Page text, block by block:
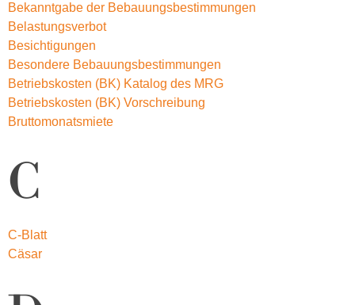
Bekanntgabe der Bebauungsbestimmungen
Belastungsverbot
Besichtigungen
Besondere Bebauungsbestimmungen
Betriebskosten (BK) Katalog des MRG
Betriebskosten (BK) Vorschreibung
Bruttomonatsmiete
C
C-Blatt
Cäsar